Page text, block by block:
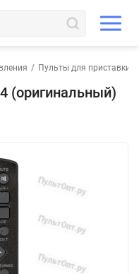
/ Пульты для приставки
(оригинальный)